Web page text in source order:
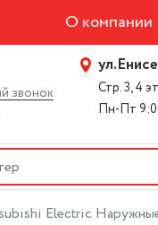
О компании
звонок
Стр. 3, 4
Пн-Пт
Electric